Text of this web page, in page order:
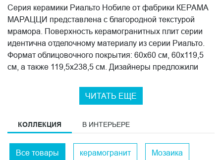
Серия керамики Риальто Нобиле от фабрики КЕРАМА
МАРАЦЦИ представлена с благородной текстурой
мрамора. Поверхность керамогранитных плит серии
идентична отделочному материалу из серии Риальто.
Формат облицовочного покрытия: 60x60 см, 60x119,5
см, а также 119,5x238,5 см. Дизайнеры предложили
мраморной бабочки. Редко когда удается подобрать
MARAZZI удалось найти прекрасное решение! В
оттенки, подчеркивающие природную эстетику
ЧИТАТЬ ЕЩЕ
КОЛЛЕКЦИЯ В ИНТЕРЬЕРЕ
Все товары керамогранит Мозаика